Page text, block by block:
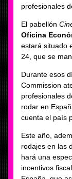
profesionales
El pabellón
Oficina
estará situado
24, que se
Durante esos
Commission
profesionales
rodar en
cuenta el país
Este año,
rodajes en las
hará una
incentivos